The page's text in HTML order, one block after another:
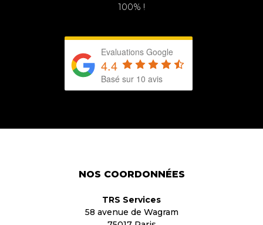
100% !
Evaluations Google
4.4
Basé sur 10 avis
NOS COORDONNÉES
TRS Services
58 avenue de Wagram